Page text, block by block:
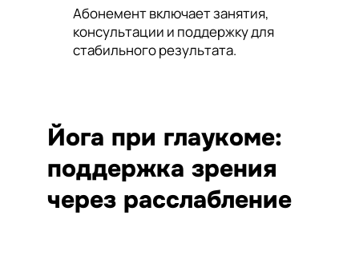
Абонемент включает занятия,
консультации и поддержку для
стабильного результата.
Йога при глаукоме:
поддержка зрения
через расслабление